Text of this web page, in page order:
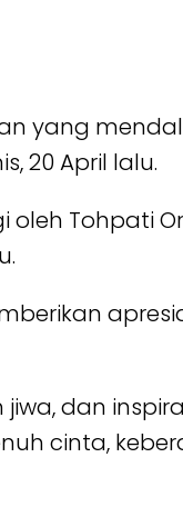
yang
20 April lalu.
oleh Tohpati
dan
cinta,